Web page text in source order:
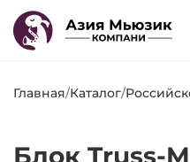
Главная/Каталог/
Блок Truss-